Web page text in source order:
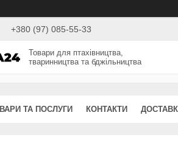
+380 (97) 085-55-33
Товари для птахівництва,
тваринництва та бджільництва
ТА ПОСЛУГИ КОНТАКТИ